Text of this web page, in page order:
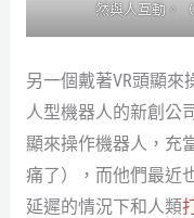
然與人互動。（
另一個戴著VR頭顯來
人型機器人的新創公
顯來操作機器人，充
痛了），而他們最近
延遲的情況下和人類